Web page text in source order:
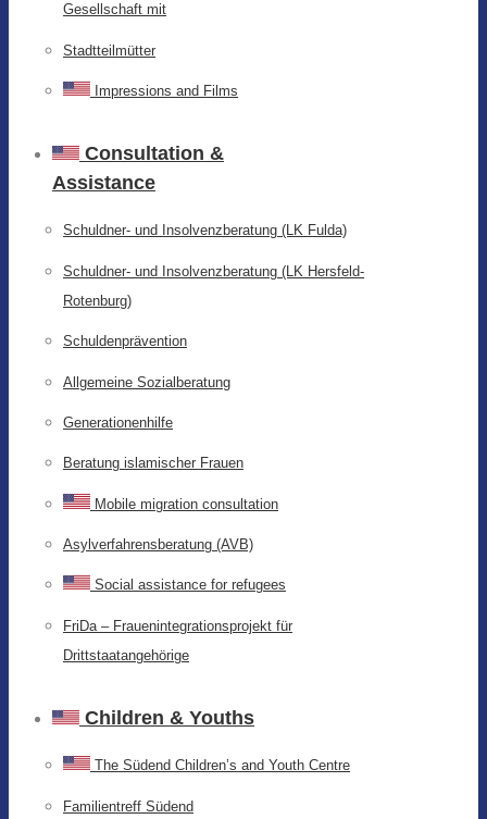
Gesellschaft mit
Stadtteilmütter
Impressions and Films
Consultation &
Assistance
Schuldner- und Insolvenzberatung (LK Fulda)
Schuldner- und Insolvenzberatung (LK Hersfeld-
Rotenburg)
Schuldenprävention
Allgemeine Sozialberatung
Generationenhilfe
Beratung islamischer Frauen
Mobile migration consultation
Asylverfahrensberatung (AVB)
Social assistance for refugees
FriDa – Frauenintegrationsprojekt für
Drittstaatangehörige
Children & Youths
The Südend Children’s and Youth Centre
Familientreff Südend